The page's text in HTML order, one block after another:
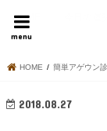
menu
HOME 今日の運
HOME 簡単アゲウン
2018.08.27